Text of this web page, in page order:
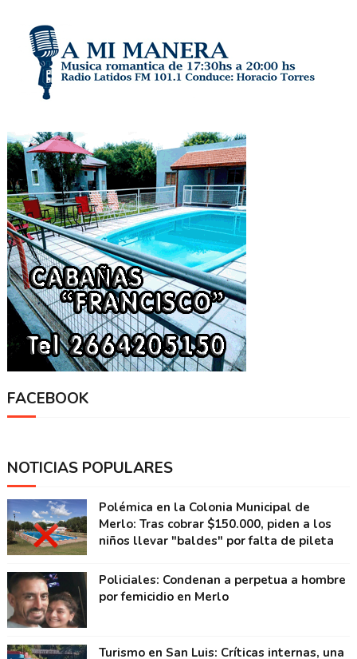
FACEBOOK
NOTICIAS POPULARES
Polémica en la Colonia Municipal de
Merlo: Tras cobrar $150.000, piden a los
niños llevar "baldes" por falta de pileta
Policiales: Condenan a perpetua a hombre
por femicidio en Merlo
Turismo en San Luis: Críticas internas, una